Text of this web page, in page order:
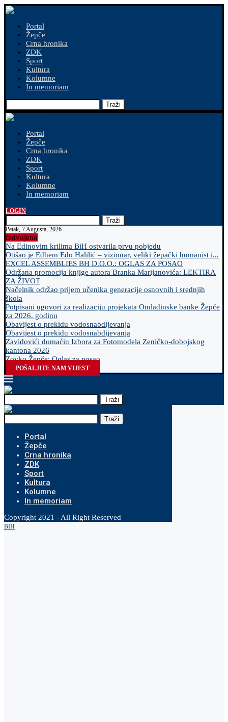
Portal
Žepče
Crna hronika
ZDK
Sport
Kultura
Kolumne
In memoriam
Traži
Portal
Žepče
Crna hronika
ZDK
Sport
Kultura
Kolumne
In memoriam
LOGIN
Traži
Petak, 7 Augusta, 2026
Izdvojeno
Na Edinovim krilima BiH ostvarila prvu pobjedu
Otišao je Edhem Edo Halilić – vizionar, veliki žepački humanist i...
EXCEL ASSEMBLIES BH D.O.O.: OGLAS ZA POSAO
Održana promocija knjige autora Branka Marijanovića: LEKTIRA
ZA ŽIVOT
Načelnik održao prijem učenika generacije osnovnih i srednjih
škola
Potpisani ugovori za realizaciju projekata Omladinske banke Žepče
za 2026. godinu
Obavijest o prekidu vodosnabdijevanja
Obavijest o prekidu vodosnabdijevanja
Zavidovići domaćin Izbora za Fotomodela Zeničko-dobojskog
kantona 2026
Zovko Žepče: Oglas za posao
POŠALJITE NAM VIJEST
Traži
Traži
Portal
Žepče
Crna hronika
ZDK
Sport
Kultura
Kolumne
In memoriam
Copyright 2021 - All Right Reserved
BIH